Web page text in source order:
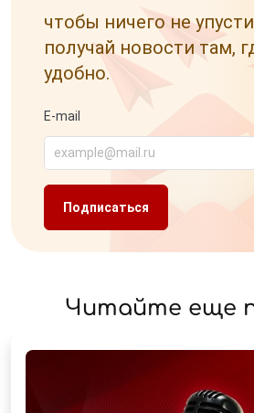
чтобы ничего не
получай новости там,
удобно.
E-mail
Читайте еще